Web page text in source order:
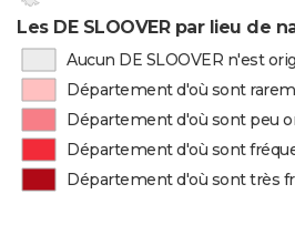
Les DE SLOOVER par lieu de
Aucun DE SLOOVER n'est
Département d'où sont
Département d'où sont peu
Département d'où sont
Département d'où sont très